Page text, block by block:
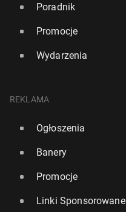
Poradnik
Promocje
Wydarzenia
REKLAMA
Ogłoszenia
Banery
Promocje
Linki Sponsorowane